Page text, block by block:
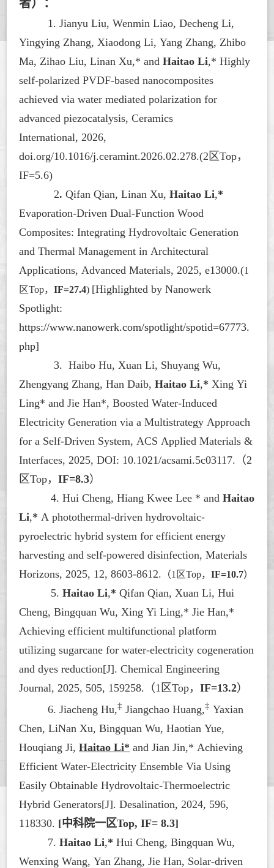
者）：
1 . Jianyu Liu, Wenmin Liao, Decheng Li,
Yingying Zhang, Xiaodong Li, Yang Zhang, Zhibo
Ma, Zihao Liu, Linan Xu,* andHaitao Li,* Highly
self-polarized PVDF-based nanocomposites
achieved via water mediated polarization for
advanced piezocatalysis,Ceramics
International, 2026,
doi.org/10.1016/j.ceramint.2026.02.278.(2区Top，
IF=5.6)
2.Qifan Qian, Linan Xu,Haitao Li,*
Evaporation-Driven Dual-Function Wood
Composites: Integrating Hydrovoltaic Generation
and Thermal Management in Architectural
Applications, Advanced Materials, 2025, e13000.(1
区Top，IF=27.4) [Highlighted by Nanowerk
Spotlight:
https://www.nanowerk.com/spotlight/spotid=67773.
php]
3. Haibo Hu, Xuan Li, Shuyang Wu,
Zhengyang Zhang, Han Daib,Haitao Li,* Xing Yi
Ling* and Jie Han*, Boosted Water-Induced
Electricity Generation via a Multistrategy Approach
for a Self-Driven System, ACS Applied Materials &
Interfaces, 2025, DOI: 10.1021/acsami.5c03117. （2
区Top，IF=8.3）
4. Hui Cheng, Hiang Kwee Lee * andHaitao
Li,* A photothermal-driven hydrovoltaic-
pyroelectric hybrid system for efficient energy
harvesting and self-powered disinfection,Materials
Horizons, 2025, 12, 8603-8612. （1区Top，IF=10.7）
5.Haitao Li,*Qifan Qian, Xuan Li, Hui
Cheng, Bingquan Wu, Xing Yi Ling,* Jie Han,*
Achieving efficient multifunctional platform
utilizing sugarcane for water-electricity cogeneration
and dyes reduction[J].Chemical Engineering
Journal, 2025, 505, 159258. （1区Top，IF=13.2）
6. Jiacheng Hu,‡ Jiangchao Huang,‡ Yaxian
Chen, LiNan Xu, Bingquan Wu, Haotian Yue,
Houqiang Ji, Haitao Li* and Jian Jin,* Achieving
Efficient Water-Electricity Ensemble Via Using
Easily Obtainable Hydrovoltaic-Thermoelectric
Hybrid Generators[J].Desalination, 2024, 596,
118330. [中科院一区Top,IF= 8.3]
7.Haitao Li,*Hui Cheng, Bingquan Wu,
Wenxing Wang, Yan Zhang, Jie Han, Solar-driven